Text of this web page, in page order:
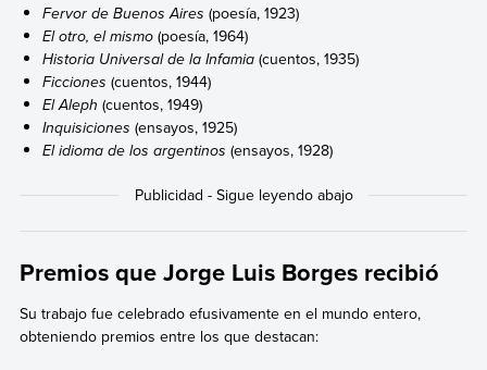
Fervor de Buenos Aires (poesía, 1923)
El otro, el mismo (poesía, 1964)
Historia Universal de la Infamia (cuentos, 1935)
Ficciones (cuentos, 1944)
El Aleph(cuentos, 1949)
Inquisiciones(ensayos, 1925)
El idioma de los argentinos (ensayos, 1928)
Premios que Jorge Luis Borges recibió
Su trabajo fue celebrado efusivamente en el mundo entero,
obteniendo premios entre los que destacan: